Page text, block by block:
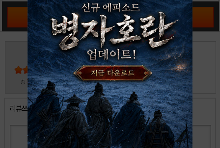
공략 커뮤니티 바로가기
4
총 30 명 참여
5
4
3
2
1
리뷰쓰기